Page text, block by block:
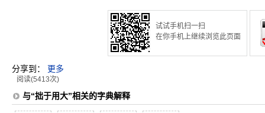
试试手机扫一扫
在你手机上继续浏览此页面
分享到： 更多
阅读(5413次)
与“拙于用大”相关的字典解释